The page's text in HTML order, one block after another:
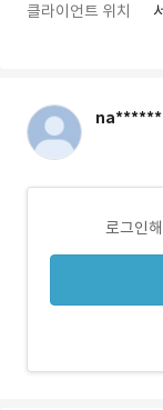
클라이언트 위치
na******
로그인